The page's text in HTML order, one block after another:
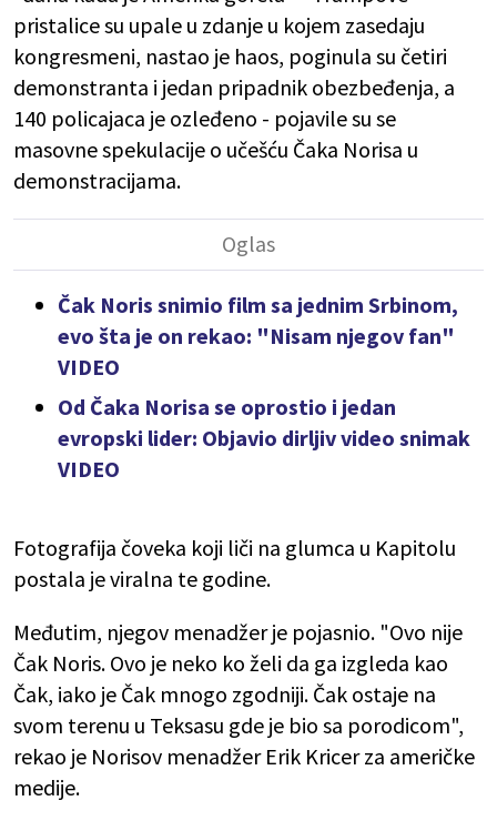
pristalice su upale u zdanje u kojem zasedaju
kongresmeni, nastao je haos, poginula su četiri
demonstranta i jedan pripadnik obezbeđenja, a
140 policajaca je ozleđeno - pojavile su se
masovne spekulacije o učešću Čaka Norisa u
demonstracijama.
Čak Noris snimio film sa jednim Srbinom,
evo šta je on rekao: "Nisam njegov fan"
VIDEO
Od Čaka Norisa se oprostio i jedan
evropski lider: Objavio dirljiv video snimak
VIDEO
Fotografija čoveka koji liči na glumca u Kapitolu
postala je viralna te godine.
Međutim, njegov menadžer je pojasnio. "Ovo nije
Čak Noris. Ovo je neko ko želi da ga izgleda kao
Čak, iako je Čak mnogo zgodniji. Čak ostaje na
svom terenu u Teksasu gde je bio sa porodicom",
rekao je Norisov menadžer Erik Kricer za američke
medije.